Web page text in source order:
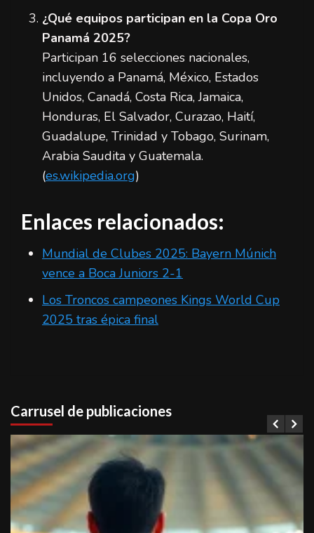
¿Qué equipos participan en la Copa Oro
Panamá 2025?
Participan 16 selecciones nacionales,
incluyendo a Panamá, México, Estados
Unidos, Canadá, Costa Rica, Jamaica,
Honduras, El Salvador, Curazao, Haití,
Guadalupe, Trinidad y Tobago, Surinam,
Arabia Saudita y Guatemala.
(es.wikipedia.org)
Enlaces relacionados:
Mundial de Clubes 2025: Bayern Múnich
vence a Boca Juniors 2-1
Los Troncos campeones Kings World Cup
2025 tras épica final
Carrusel de publicaciones